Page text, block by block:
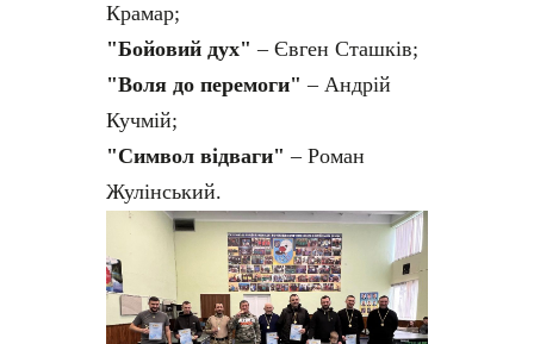
Крамар;
"Бойовий дух"– Євген Сташків;
"Воля до перемоги"– Андрій
Кучмій;
"Символ відваги"– Роман
Жулінський.